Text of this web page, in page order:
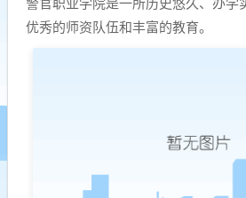
警官职业学院是一所历史悠久、办学
优秀的师资队伍和丰富的教育。